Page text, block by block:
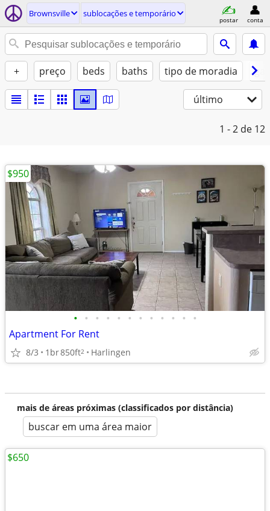
Brownsville sublocações e temporário
postar conta
+ preço beds baths tipo de moradia
último
1 - 2 de 12
• • • • • • • • • • • •
Apartment For Rent
8/3 1br850ft2 Harlingen
$950
mais de áreas próximas (classificados por distância)
buscar em uma área maior
$650